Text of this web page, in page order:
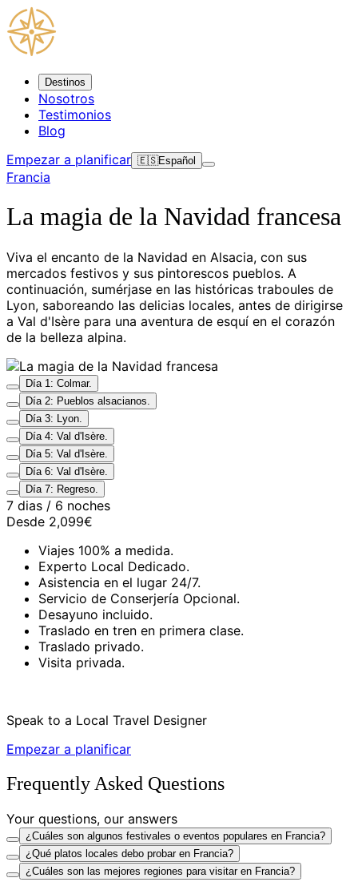
Destinos
Nosotros
Testimonios
Blog
Empezar a planificar 🇪🇸Español
Francia
La magia de la Navidad francesa
Viva el encanto de la Navidad en Alsacia, con sus
mercados festivos y sus pintorescos pueblos. A
continuación, sumérjase en las históricas traboules de
Lyon, saboreando las delicias locales, antes de dirigirse
a Val d'Isère para una aventura de esquí en el corazón
de la belleza alpina.
Día 1: Colmar.
Día 2: Pueblos alsacianos.
Día 3: Lyon.
Día 4: Val d'Isère.
Día 5: Val d'Isère.
Día 6: Val d'Isère.
Día 7: Regreso.
7 dias / 6 noches
Desde 2,099€
Viajes 100% a medida.
Experto Local Dedicado.
Asistencia en el lugar 24/7.
Servicio de Conserjería Opcional.
Desayuno incluido.
Traslado en tren en primera clase.
Traslado privado.
Visita privada.
Speak to a Local Travel Designer
Empezar a planificar
Frequently Asked Questions
Your questions, our answers
¿Cuáles son algunos festivales o eventos populares en Francia?
¿Qué platos locales debo probar en Francia?
¿Cuáles son las mejores regiones para visitar en Francia?